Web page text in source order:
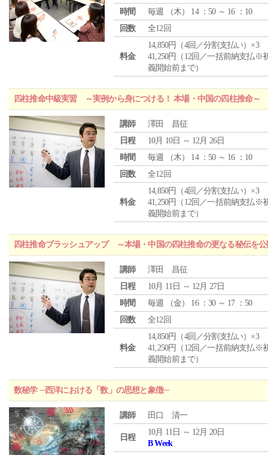
時間
毎週 （木） 14 ：50 ～ 16 ：10
回数
全12回
料金
14,850円（4回／分割支払い）×3
41,250円（12回／一括前納支払※
義開始前まで）
四柱推命中級実習 ～実例から身につける！ 本場・中国の四柱推命～
講師
澤田 昌征
日程
10月 10日 ～ 12月 26日
時間
毎週 （木） 14 ：50 ～ 16 ：10
回数
全12回
料金
14,850円（4回／分割支払い）×3
41,250円（12回／一括前納支払※
義開始前まで）
四柱推命ブラッシュアップ ～本場・中国の四柱推命の更なる秘伝を
講師
澤田 昌征
日程
10月 11日 ～ 12月 27日
時間
毎週 （金） 16 ：30 ～ 17 ：50
回数
全12回
料金
14,850円（4回／分割支払い）×3
41,250円（12回／一括前納支払※
義開始前まで）
数秘学 ─西洋における「数」の思想と象徴─
講師 田口 清一
日程
10月 11日 ～ 12月 20日
B Week